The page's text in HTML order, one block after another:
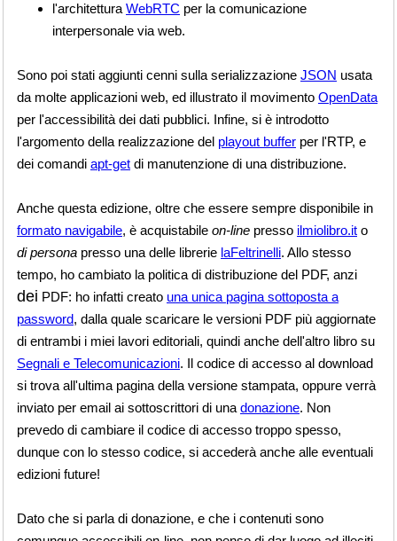
l'architettura WebRTC per la comunicazione
interpersonale via web.
Sono poi stati aggiunti cenni sulla serializzazione JSON usata
da molte applicazioni web, ed illustrato il movimento OpenData
per l'accessibilità dei dati pubblici. Infine, si è introdotto
l'argomento della realizzazione del playout buffer per l'RTP, e
dei comandi apt-get di manutenzione di una distribuzione.
Anche questa edizione, oltre che essere sempre disponibile in
formato navigabile, è acquistabile on-line presso ilmiolibro.it o
di persona presso una delle librerie laFeltrinelli. Allo stesso
tempo, ho cambiato la politica di distribuzione del PDF, anzi
dei PDF: ho infatti creato una unica pagina sottoposta a
password, dalla quale scaricare le versioni PDF più aggiornate
di entrambi i miei lavori editoriali, quindi anche dell'altro libro su
Segnali e Telecomunicazioni. Il codice di accesso al download
si trova all'ultima pagina della versione stampata, oppure verrà
inviato per email ai sottoscrittori di una donazione. Non
prevedo di cambiare il codice di accesso troppo spesso,
dunque con lo stesso codice, si accederà anche alle eventuali
edizioni future!
Dato che si parla di donazione, e che i contenuti sono